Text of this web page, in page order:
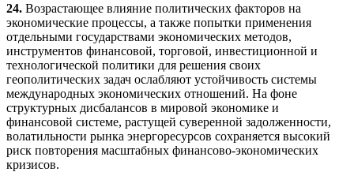
24. Возрастающее влияние политических факторов на
экономические процессы, а также попытки применения
отдельными государствами экономических методов,
инструментов финансовой, торговой, инвестиционной и
технологической политики для решения своих
геополитических задач ослабляют устойчивость системы
международных экономических отношений. На фоне
структурных дисбалансов в мировой экономике и
финансовой системе, растущей суверенной задолженности,
волатильности рынка энергоресурсов сохраняется высокий
риск повторения масштабных финансово-экономических
кризисов.